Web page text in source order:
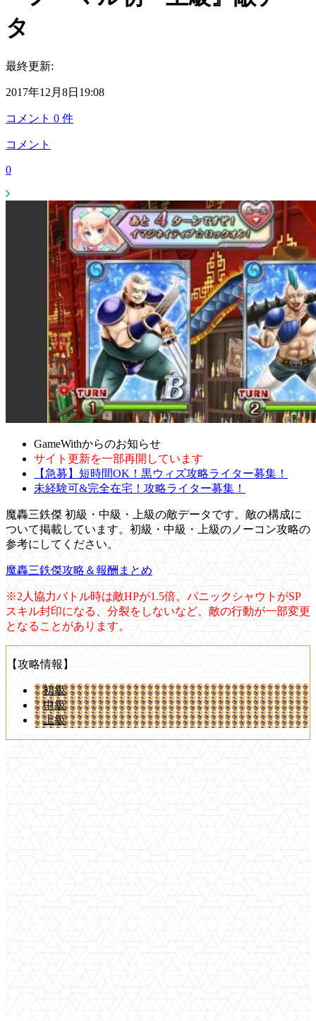
タ
最終更新:
2017年12月8日19:08
コメント 0 件
コメント
0
GameWithからのお知らせ
サイト更新を一部再開しています
【急募】短時間OK！黒ウィズ攻略ライター募集！
未経験可&完全在宅！攻略ライター募集！
魔轟三鉄傑 初級・中級・上級の敵データです。敵の構成に
ついて掲載しています。初級・中級・上級のノーコン攻略の
参考にしてください。
魔轟三鉄傑攻略＆報酬まとめ
※2人協力バトル時は敵HPが1.5倍。パニックシャウトがSP
スキル封印になる、分裂をしないなど、敵の行動が一部変更
となることがあります。
【攻略情報】
初級
中級
上級